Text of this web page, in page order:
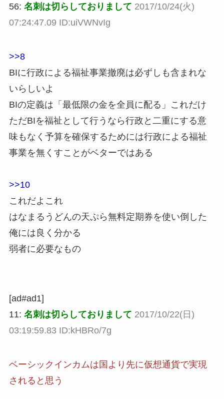
56: 名刺は切らしておりまして 2017/10/24(火)
07:24:47.09 ID:uiVWNvIg
>>8
BIに行政による福祉事業撤廃は必ずしも含まれな
いらしいよ
BIの定義は「最低限の金を全員に配る」これだけ
ただBIを福祉として行うなら行政と二重にする意
味もなく予算を確保するためには行政による福祉
事業を無くすことがベターではある
>>10
これだよこれ
はなまるうどんの天ぷら無料定期券を使い倒した
俺には良く分かる
弱者に必要なもの
[ad#ad1]
11: 名刺は切らしておりまして 2017/10/22(日)
03:19:59.83 ID:kHBRo/7g
ベーシックインカムは国より先に仮想通貨で実現
されると思う